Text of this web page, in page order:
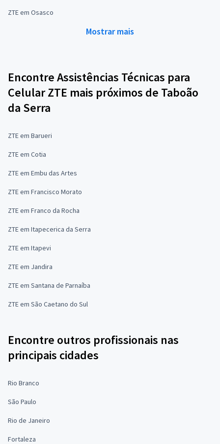
ZTE em Osasco
Mostrar mais
Encontre Assistências Técnicas para
Celular ZTE mais próximos de Taboão
da Serra
ZTE em Barueri
ZTE em Cotia
ZTE em Embu das Artes
ZTE em Francisco Morato
ZTE em Franco da Rocha
ZTE em Itapecerica da Serra
ZTE em Itapevi
ZTE em Jandira
ZTE em Santana de Parnaíba
ZTE em São Caetano do Sul
Encontre outros profissionais nas
principais cidades
Rio Branco
São Paulo
Rio de Janeiro
Fortaleza